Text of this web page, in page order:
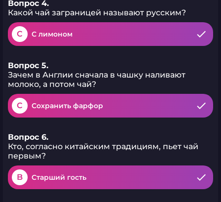
Вопрос 4.
Какой чай заграницей называют русским?
C С лимоном
Вопрос 5.
Зачем в Англии сначала в чашку наливают
молоко, а потом чай?
C Сохранить фарфор
Вопрос 6.
Кто, согласно китайским традициям, пьет чай
первым?
B Старший гость